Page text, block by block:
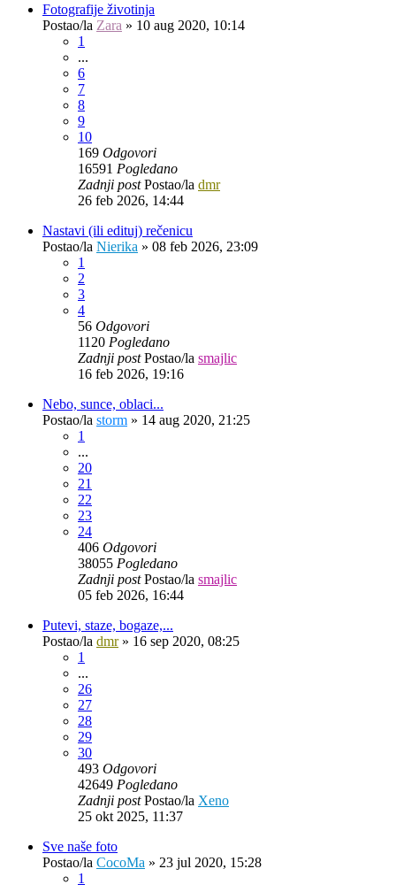
Fotografije životinja
Postao/la Zara » 10 aug 2020, 10:14
1
...
6
7
8
9
10
169 Odgovori
16591 Pogledano
Zadnji postPostao/la dmr
26 feb 2026, 14:44
Nastavi (ili edituj) rečenicu
Postao/la Nierika » 08 feb 2026, 23:09
1
2
3
4
56 Odgovori
1120 Pogledano
Zadnji postPostao/la smajlic
16 feb 2026, 19:16
Nebo, sunce, oblaci...
Postao/la storm » 14 aug 2020, 21:25
1
...
20
21
22
23
24
406 Odgovori
38055 Pogledano
Zadnji postPostao/la smajlic
05 feb 2026, 16:44
Putevi, staze, bogaze,...
Postao/la dmr» 16 sep 2020, 08:25
1
...
26
27
28
29
30
493 Odgovori
42649 Pogledano
Zadnji postPostao/la Xeno
25 okt 2025, 11:37
Sve naše foto
Postao/la CocoMa » 23 jul 2020, 15:28
1